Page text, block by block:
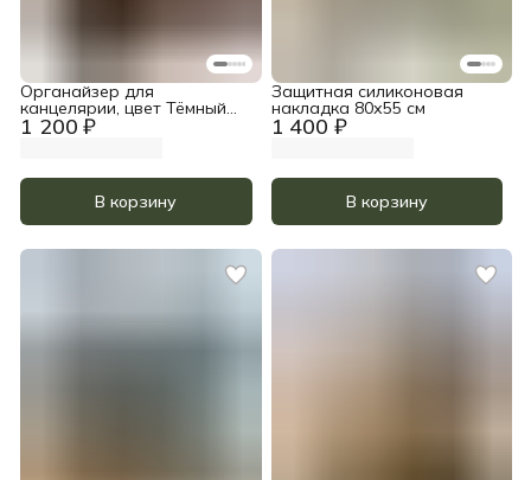
1 200 ₽
Органайзер для
канцелярии, цвет Тёмный
орех
В корзину
1 400 ₽
Защитная силиконовая
накладка 80х55 см
В корзину